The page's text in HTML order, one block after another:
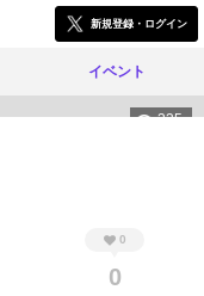
新規登録・ログイン
イベント
335
0
0